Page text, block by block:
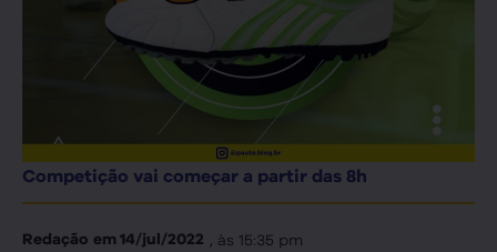
Competição vai começar a partir das 8h
Redação em14/jul/2022 , às 15:35 pm